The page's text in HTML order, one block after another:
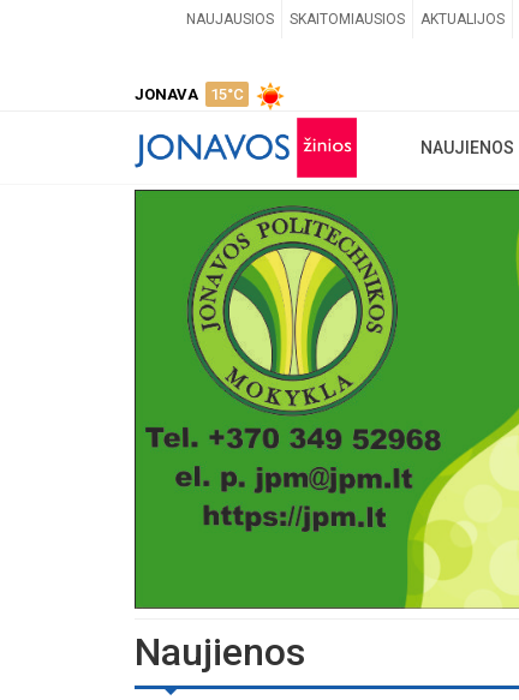
NAUJAUSIOS SKAITOMIAUSIOS AKTUALIJOS
JONAVA 15°C
NAUJIENOS
Naujienos